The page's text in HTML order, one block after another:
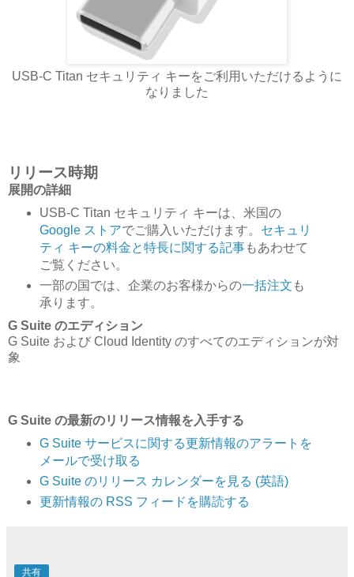
USB-C Titan セキュリティ キーをご利用いただけるように
なりました
リリース時期
展開の詳細
USB-C Titan セキュリティ キーは、米国の
Google ストアでご購入いただけます。 セキュリ
ティ キーの料金と特長に関する記事もあわせて
ご覧ください。
一部の国では、企業のお客様からの一括注文 も
承ります。
G Suite のエディション
G Suite および Cloud Identity のすべてのエディションが対
象
G Suite の最新のリリース情報を入手する
G Suite サービスに関する更新情報のアラートを
メールで受け取る
G Suite のリリース カレンダーを見る (英語)
更新情報の RSS フィードを購読する
共有